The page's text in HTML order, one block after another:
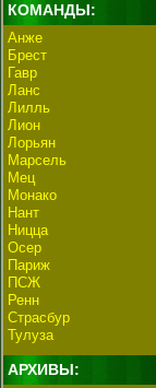
КОМАНДЫ:
Анже
Брест
Гавр
Ланс
Лилль
Лион
Лорьян
Марсель
Мец
Монако
Нант
Ницца
Осер
Париж
ПСЖ
Ренн
Страсбур
Тулуза
АРХИВЫ: